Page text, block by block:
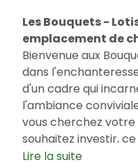
Les Bouquets -
emplacement de
Bienvenue aux
dans
d'un cadre qui
l'ambiance
vous cherchez
souhaitez investir,
opportunités de
Lire la suite